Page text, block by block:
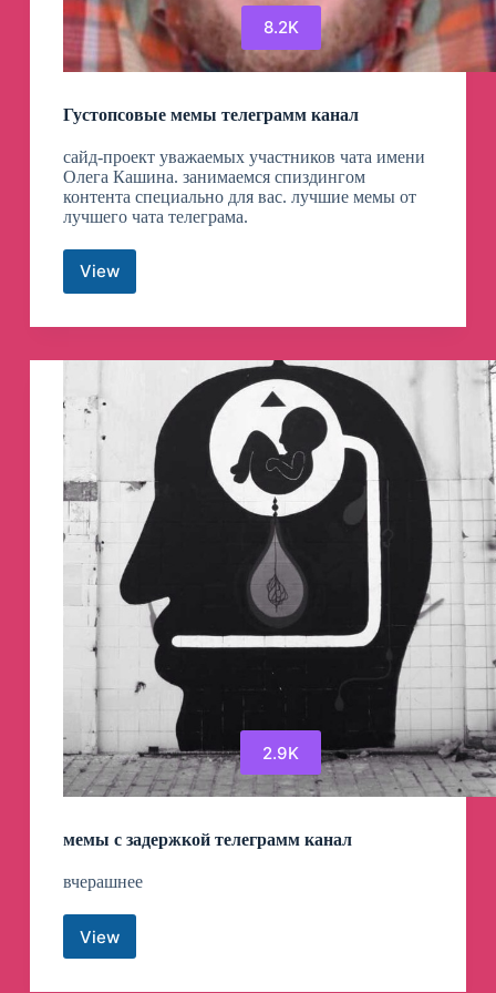
8.2K
Густопсовые мемы телеграмм канал
сайд-проект уважаемых участников чата имени
Олега Кашина. занимаемся спиздингом
контента специально для вас. лучшие мемы от
лучшего чата телеграма.
ViewГустопсовые
телеграмм
2.9K
мемы с задержкой телеграмм канал
вчерашнее
View
мемы
задержкой